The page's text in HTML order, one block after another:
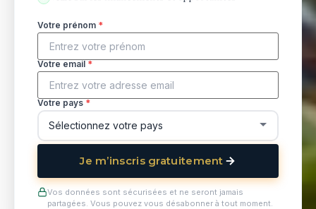
Votre prénom *
Votre email*
Votre pays*
Je m’inscris gratuitement
Vos données sont sécurisées et ne seront jamais
partagées. Vous pouvez vous désabonner à tout moment.